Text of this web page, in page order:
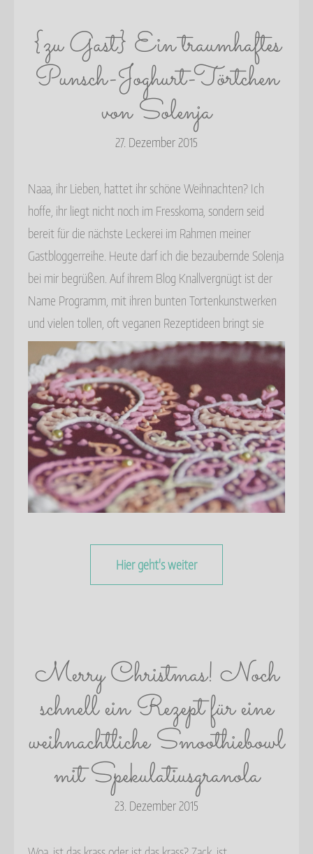
{zu Gast} Ein traumhaftes
Punsch-Joghurt-Törtchen
von Solenja
27. Dezember 2015
Naaa, ihr Lieben, hattet ihr schöne Weihnachten? Ich
hoffe, ihr liegt nicht noch im Fresskoma, sondern seid
bereit für die nächste Leckerei im Rahmen meiner
Gastbloggerreihe. Heute darf ich die bezaubernde Solenja
bei mir begrüßen. Auf ihrem Blog Knallvergnügt ist der
Name Programm, mit ihren bunten Tortenkunstwerken
und vielen tollen, oft veganen Rezeptideen bringt sie
Hier geht's weiter
Merry Christmas! Noch
schnell ein Rezept für eine
weihnachtliche Smoothiebowl
mit Spekulatiusgranola
23. Dezember 2015